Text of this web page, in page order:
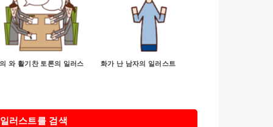
와 활기찬 토론의 일러스 화가 난 남자의 일러스트
일러스트를 검색